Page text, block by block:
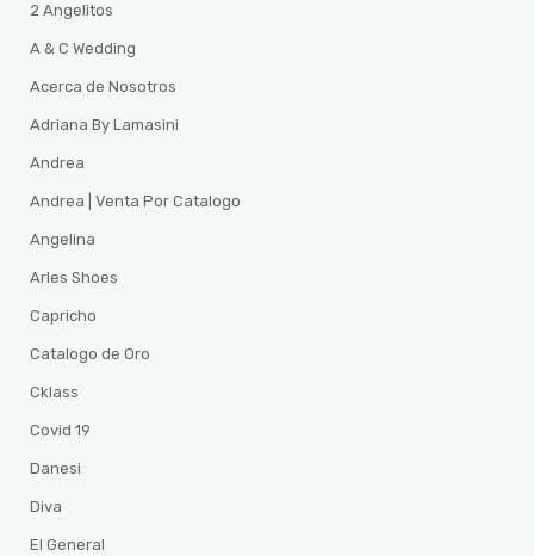
2 Angelitos
A & C Wedding
Acerca de Nosotros
Adriana By Lamasini
Andrea
Andrea | Venta Por Catalogo
Angelina
Arles Shoes
Capricho
Catalogo de Oro
Cklass
Covid 19
Danesi
Diva
El General